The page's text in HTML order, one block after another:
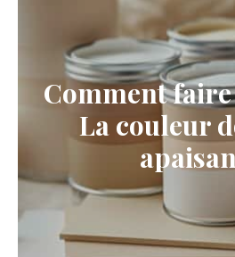
Comment
La couleur